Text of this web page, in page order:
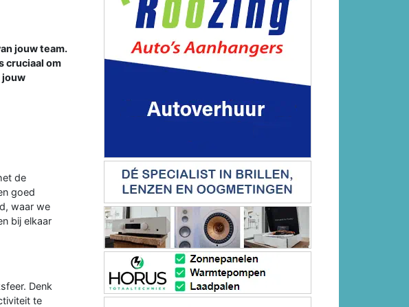
jouw team.
cruciaal om
jouw
de
goed
waar we
bij elkaar
Denk
te